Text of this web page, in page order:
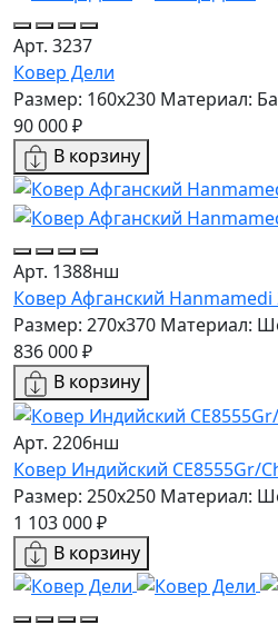
Арт. 3237
Ковер Дели
Размер: 160х230 Материал:
90 000 ₽
В корзину
Арт. 1388нш
Ковер Афганский Hanmamedi
Размер: 270x370 Материал:
836 000 ₽
В корзину
Арт. 2206нш
Ковер Индийский CE8555Gr/
Размер: 250x250 Материал:
1 103 000 ₽
В корзину